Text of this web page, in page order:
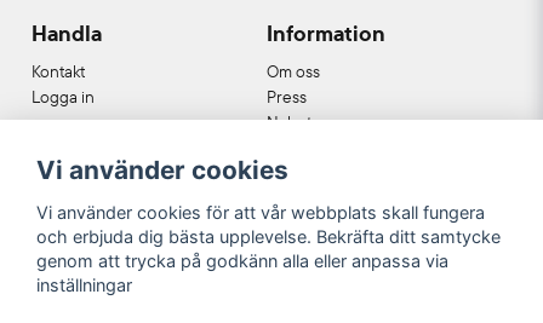
Handla
Kontakt
Logga in
Information
Om oss
Press
Nyheter
Cookies
Köpvillkor
Våra partners
Vi använder cookies
Vi använder cookies för att vår webbplats skall fungera
och erbjuda dig bästa upplevelse. Bekräfta ditt samtycke
genom att trycka på godkänn alla eller anpassa via
inställningar